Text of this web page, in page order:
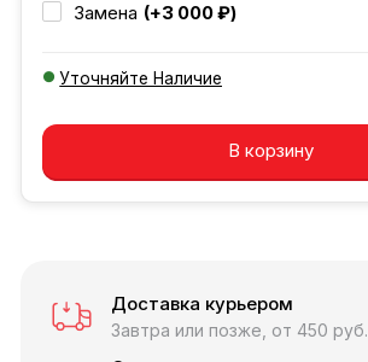
Замена (+3 000 ₽)
Уточняйте Наличие
Добавляется...
В корзину
Доставка курьером
Завтра или позже, от 450 руб.